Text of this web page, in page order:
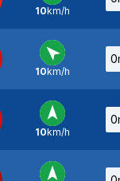
SE -
10km/h
SE -
10km/h
S -
10km/h